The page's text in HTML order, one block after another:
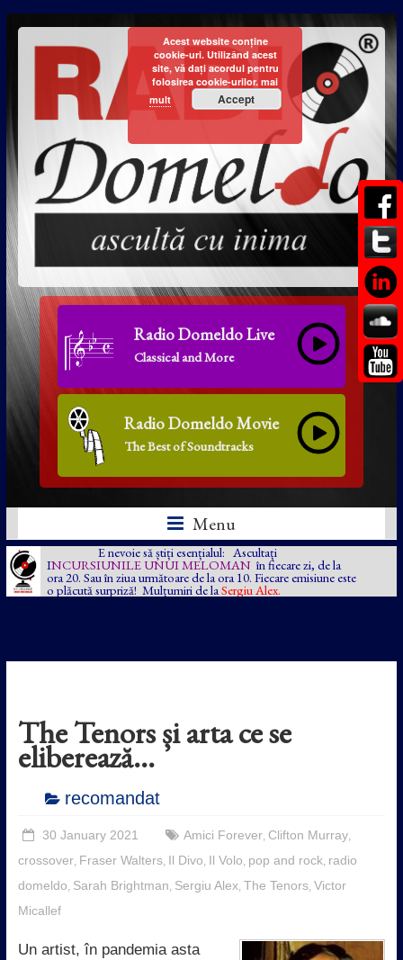
Radio Domeldo Live
Classical and More
Radio Domeldo Movie
The Best of Soundtracks
Menu
E nevoie să știți esențialul: Ascultați
INCURSIUNILE UNUI MELOMAN în fiecare zi, de la
ora 20. Sau în ziua următoare de la ora 10. Fiecare emisiune este
o plăcută surpriză! Mulțumiri de la Sergiu Alex.
The Tenors și arta ce se
eliberează…
recomandat
30 January 2021 Amici Forever, Clifton Murray,
crossover, Fraser Walters, Il Divo Il Volo pop and rock, radio
domeldo Sarah Brightman Sergiu Alex, The Tenors, Victor
Micallef
Un artist, în pandemia asta
Acest website conține
cookie-uri. Utilizând acest
site, vă dați acordul pentru
folosirea cookie-urilor. mai
mult
Accept